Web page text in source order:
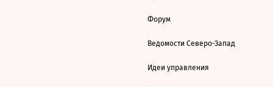
Форум
Ведомости Северо-Запад
Идеи управления